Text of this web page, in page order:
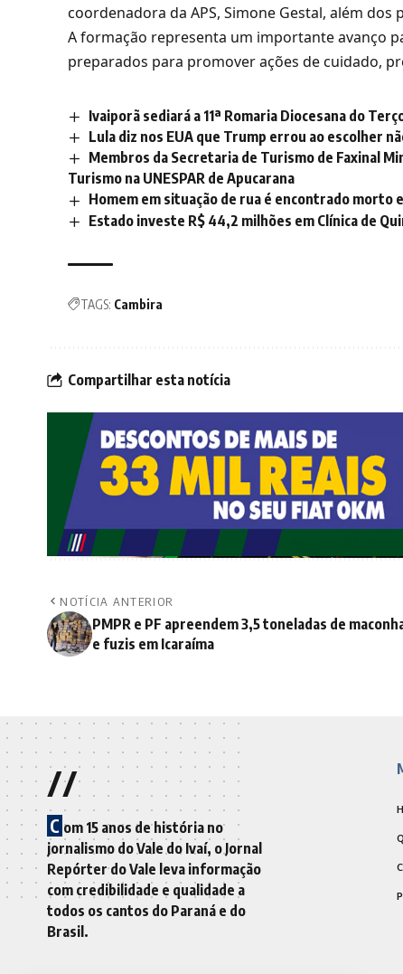
coordenadora da APS, Simone Gestal, além dos
A formação representa um importante avanço
preparados para promover ações de cuidado,
Ivaiporã sediará a 11ª Romaria Diocesana do
Lula diz nos EUA que Trump errou ao escolher
Membros da Secretaria de Turismo de Faxinal
Turismo na UNESPAR de Apucarana
Homem em situação de rua é encontrado morto
Estado investe R$ 44,2 milhões em Clínica de
TAGS: Cambira
Compartilhar esta notícia
NOTÍCIA ANTERIOR
PMPR e PF apreendem 3,5 toneladas de
e fuzis em Icaraíma
//
C om 15 anos de história no
jornalismo do Vale do Ivaí, o Jornal
Repórter do Vale leva informação
com credibilidade e qualidade a
todos os cantos do Paraná e do
Brasil.